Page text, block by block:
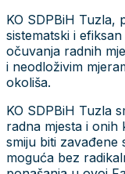
KO SDPBiH Tuzla,
sistematski i
očuvanja radnih
i neodloživim
okoliša.
KO SDPBiH Tuzla
radna mjesta i onih
smiju biti zavađene
moguća bez